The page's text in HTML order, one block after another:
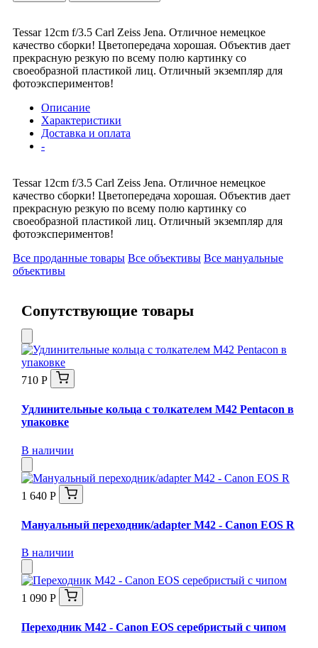
Tessar 12cm f/3.5 Carl Zeiss Jena. Отличное немецкое
качество сборки! Цветопередача хорошая. Объектив дает
прекрасную резкую по всему полю картинку со
своеобразной пластикой лиц. Отличный экземпляр для
фотоэкспериментов!
Описание
Характеристики
Доставка и оплата
-
Tessar 12cm f/3.5 Carl Zeiss Jena. Отличное немецкое
качество сборки! Цветопередача хорошая. Объектив дает
прекрасную резкую по всему полю картинку со
своеобразной пластикой лиц. Отличный экземпляр для
фотоэкспериментов!
Все проданные товары Все объективы Все мануальные
объективы
Сопутствующие товары
710 Р
Удлинительные кольца с толкателем М42 Pentacon в
упаковке
В наличии
1 640 Р
Мануальный переходник/adapter M42 - Canon EOS R
В наличии
1 090 Р
Переходник M42 - Canon EOS серебристый с чипом